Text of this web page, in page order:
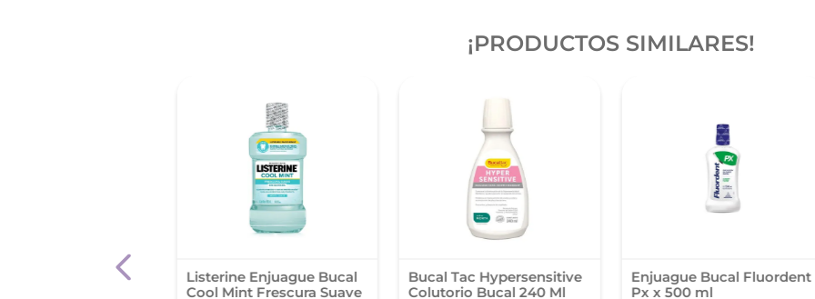
¡PRODUCTOS SIMILARES!
Listerine Enjuague Bucal
Cool Mint Frescura Suave
Bucal Tac Hypersensitive
Colutorio Bucal 240 Ml
Enjuague Bucal Fluordent
Px x 500 ml